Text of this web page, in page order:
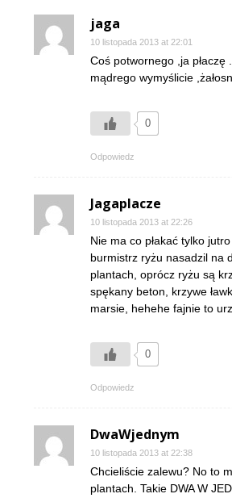
jaga
10 listopada 2013 at 22:01
Coś potwornego ,ja płaczę
mądrego wymyślicie
0
Odpowiedz
Jagaplacze
10 listopada 2013 at 22:26
Nie ma co płakać tylko
burmistrz ryżu nasadzil na
plantach, oprócz ryżu są
spękany beton, krzywe
marsie, hehehe fajnie to
0
Odpowiedz
DwaWjednym
10 listopada 2013 at 22:38
Chcieliście zalewu? No to
plantach. Takie DWA W